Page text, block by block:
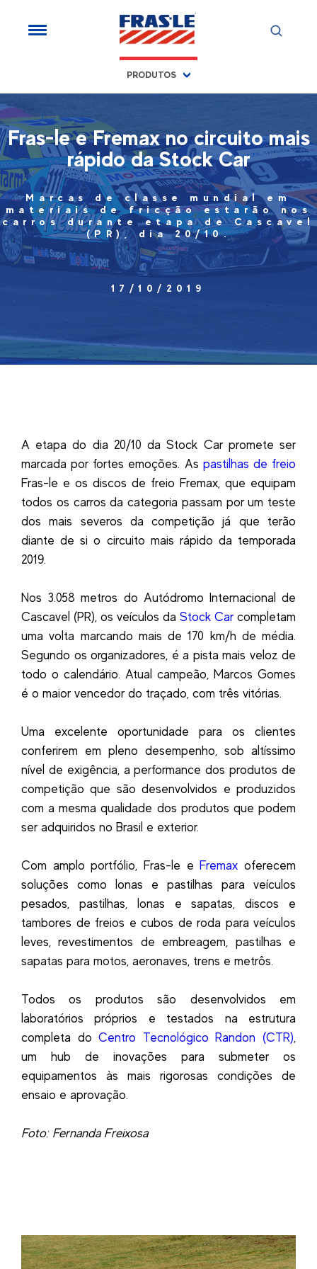
PRODUTOS
Fras-le e Fremax no circuito mais
rápido da Stock Car
Marcas de classe mundial em
materiais de fricção estarão nos
carros durante etapa de Cascavel
(PR), dia 20/10.
17/10/2019
A etapa do dia 20/10 da Stock Car promete ser
marcada por fortes emoções. As pastilhas de freio
Fras-le e os discos de freio Fremax, que equipam
todos os carros da categoria passam por um teste
dos mais severos da competição já que terão
diante de si o circuito mais rápido da temporada
2019.
Nos 3.058 metros do Autódromo Internacional de
Cascavel (PR), os veículos da Stock Carcompletam
uma volta marcando mais de 170 km/h de média.
Segundo os organizadores, é a pista mais veloz de
todo o calendário. Atual campeão, Marcos Gomes
é o maior vencedor do traçado, com três vitórias.
Uma excelente oportunidade para os clientes
conferirem em pleno desempenho, sob altíssimo
nível de exigência, a performance dos produtos de
competição que são desenvolvidos e produzidos
com a mesma qualidade dos produtos que podem
ser adquiridos no Brasil e exterior.
Com amplo portfólio, Fras-le e Fremax oferecem
soluções como lonas e pastilhas para veículos
pesados, pastilhas, lonas e sapatas, discos e
tambores de freios e cubos de roda para veículos
leves, revestimentos de embreagem, pastilhas e
sapatas para motos, aeronaves, trens e metrôs.
Todos os produtos são desenvolvidos em
laboratórios próprios e testados na estrutura
completa doCentro Tecnológico Randon (CTR),
um hub de inovações para submeter os
equipamentos às mais rigorosas condições de
ensaio e aprovação.
Foto: Fernanda Freixosa